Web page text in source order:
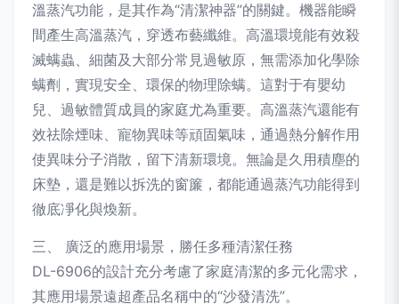
溫蒸汽功能，是其作為“清潔神器”的關鍵。機器能瞬
間產生高溫蒸汽，穿透布藝纖維。高溫環境能有效殺
滅螨蟲、細菌及大部分常見過敏原，無需添加化學除
螨劑，實現安全、環保的物理除螨。這對于有嬰幼
兒、過敏體質成員的家庭尤為重要。高溫蒸汽還能有
效祛除煙味、寵物異味等頑固氣味，通過熱分解作用
使異味分子消散，留下清新環境。無論是久用積塵的
床墊，還是難以拆洗的窗簾，都能通過蒸汽功能得到
徹底凈化與煥新。
三、 廣泛的應用場景，勝任多種清潔任務
DL-6906的設計充分考慮了家庭清潔的多元化需求，
其應用場景遠超產品名稱中的“沙發清洗”。